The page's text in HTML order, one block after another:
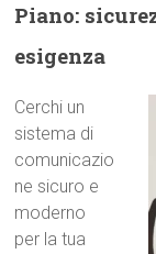
Piano:
esigenza
Cerchi un
sistema di
comunicazio
ne sicuro e
moderno
per la tua